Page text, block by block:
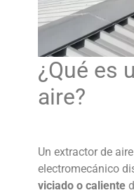
¿Qué es
aire?
Unextractor de aire
electromecánico
viciado o caliente